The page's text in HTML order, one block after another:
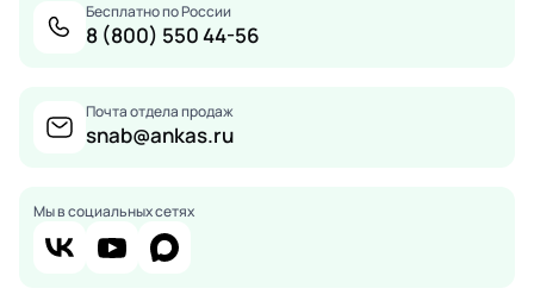
Бесплатно по России
8 (800) 550 44-56
Почта отдела продаж
snab@ankas.ru
Мы в социальных сетях